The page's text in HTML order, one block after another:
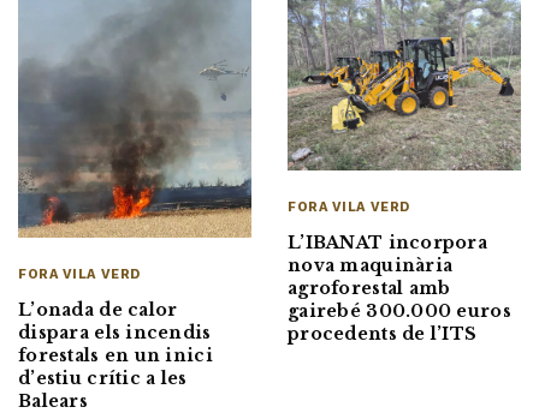
FORA VILA VERD
L’onada de calor
dispara els incendis
forestals en un inici
d’estiu crític a les
Balears
FORA VILA VERD
L’IBANAT incorpora
nova maquinària
agroforestal amb
gairebé 300.000 euros
procedents de l’ITS